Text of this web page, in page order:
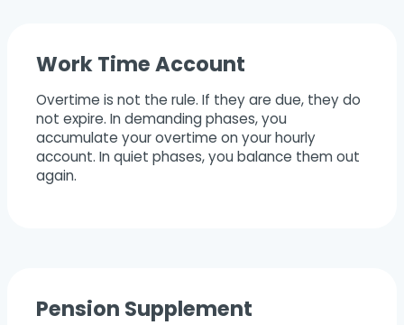
Work Time Account
Overtime is not the rule. If they are due, they do
not expire. In demanding phases, you
accumulate your overtime on your hourly
account. In quiet phases, you balance them out
again.
Pension Supplement